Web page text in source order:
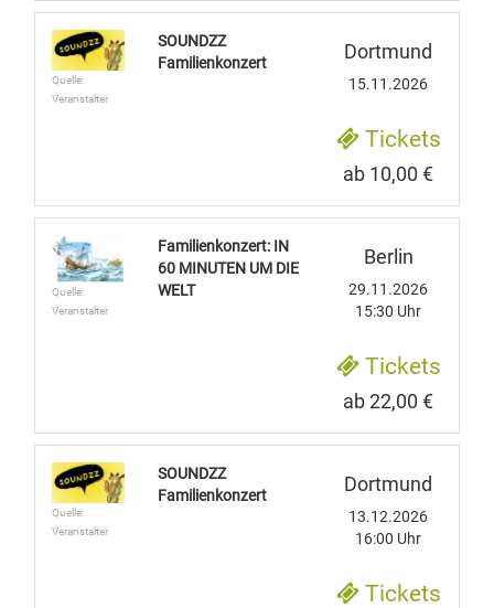
Quelle:
Veranstalter
SOUNDZZ
Familienkonzert
Dortmund
15.11.2026
Tickets
ab 10,00 €
Quelle:
Veranstalter
Familienkonzert: IN
60 MINUTEN UM DIE
WELT
Berlin
29.11.2026
15:30 Uhr
Tickets
ab 22,00 €
Quelle:
Veranstalter
SOUNDZZ
Familienkonzert
Dortmund
13.12.2026
16:00 Uhr
Tickets